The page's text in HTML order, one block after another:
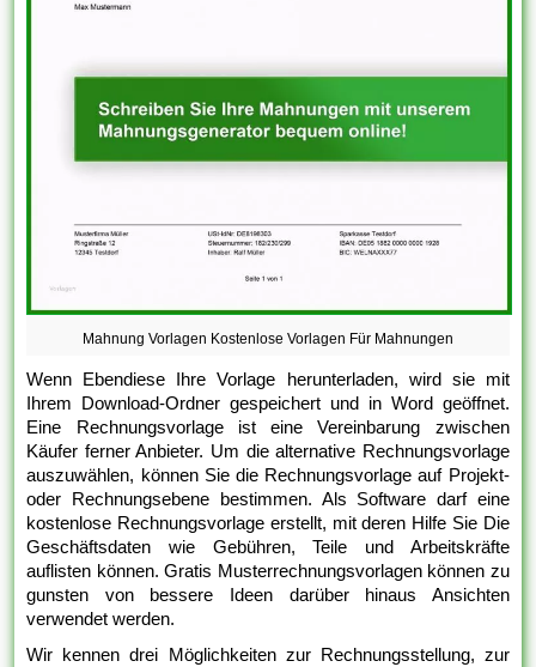
Mahnung Vorlagen Kostenlose Vorlagen Für Mahnungen
Wenn Ebendiese Ihre Vorlage herunterladen, wird sie mit
Ihrem Download-Ordner gespeichert und in Word geöffnet.
Eine Rechnungsvorlage ist eine Vereinbarung zwischen
Käufer ferner Anbieter. Um die alternative Rechnungsvorlage
auszuwählen, können Sie die Rechnungsvorlage auf Projekt-
oder Rechnungsebene bestimmen. Als Software darf eine
kostenlose Rechnungsvorlage erstellt, mit deren Hilfe Sie Die
Geschäftsdaten wie Gebühren, Teile und Arbeitskräfte
auflisten können. Gratis Musterrechnungsvorlagen können zu
gunsten von bessere Ideen darüber hinaus Ansichten
verwendet werden.
Wir kennen drei Möglichkeiten zur Rechnungsstellung, zur